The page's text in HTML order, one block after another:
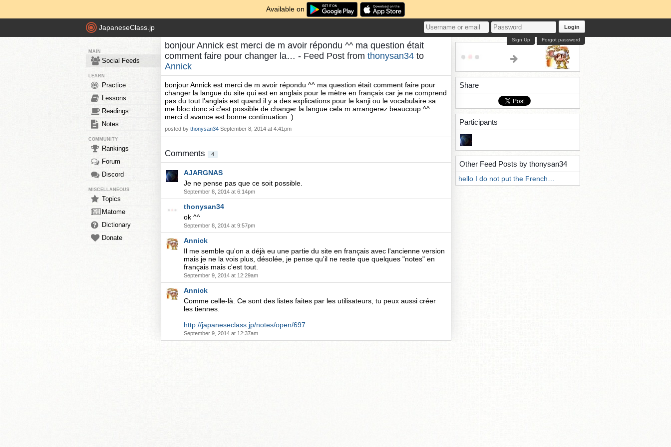
Available on
JapaneseClass.jp Login
Forgot password
Sign Up
MAIN
Social Feeds
LEARN
Practice
Lessons
Readings
Notes
COMMUNITY
Rankings
Forum
Discord
MISCELLANEOUS
Topics
Matome
Dictionary
Donate
bonjour Annick est merci de m avoir répondu ^^ ma question était
comment faire pour changer la… - Feed Post from thonysan34 to
Annick
bonjour Annick est merci de m avoir répondu ^^ ma question était comment faire pour
changer la langue du site qui est en anglais pour le mètre en français car je ne comprend
pas du tout l'anglais est quand il y a des explications pour le kanji ou le vocabulaire sa
me bloc donc si c'est possible de changer la langue cela m arrangerez beaucoup ^^
merci d avance est bonne continuation :)
posted by thonysan34 September 8, 2014 at 4:41pm
Comments 4
AJARGNAS
Je ne pense pas que ce soit possible.
September 8, 2014 at 6:14pm
thonysan34
ok ^^
September 8, 2014 at 9:57pm
Annick
Il me semble qu'on a déjà eu une partie du site en français avec l'ancienne version
mais je ne la vois plus, désolée, je pense qu'il ne reste que quelques "notes" en
français mais c'est tout.
September 9, 2014 at 12:29am
Annick
Comme celle-là. Ce sont des listes faites par les utilisateurs, tu peux aussi créer
les tiennes.
http://japaneseclass.jp/notes/open/697
September 9, 2014 at 12:37am
Share
Participants
Other Feed Posts by thonysan34
hello I do not put the French…